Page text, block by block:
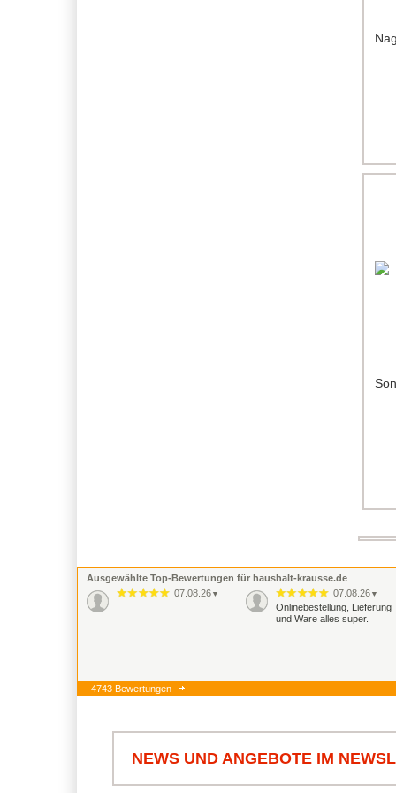
Ausgewählte Top-Bewertungen für haushalt-krausse.de
07.08.26 ▼ 07.08.26 ▼
Onlinebestellung, Lieferung
und Ware alles super.
4743 Bewertungen
NEWS UND ANGEBOTE IM